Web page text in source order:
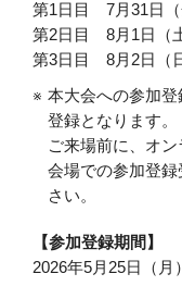
第1日目 7月31日
第2日目 8月1日（
第3日目 8月2日（
本大会への参加
登録となります。
ご来場前に、オン
会場での参加登
さい。
【参加登録期間】
2026年5月25日（月